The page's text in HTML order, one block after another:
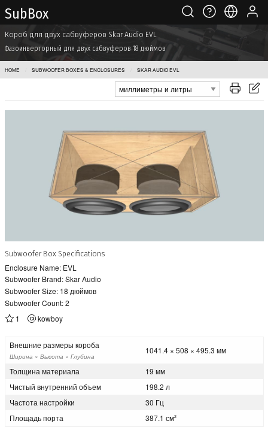
Sub Box
Короб для двух сабвуферов Skar Audio EVL
Фазоинверторный для двух сабвуферов 18 дюймов
HOME SUBWOOFER BOXES & ENCLOSURES SKAR AUDIO EVL
Subwoofer Box Specifications
Enclosure Name: EVL
Subwoofer Brand: Skar Audio
Subwoofer Size: 18 дюймов
Subwoofer Count: 2
1
kowboy
Внешние размеры короба
Ширина × Высота × Глубина
1041.4 × 508 × 495.3 мм
Толщина материала
19 мм
Чистый внутренний объем
198.2 л
Частота настройки
30 Гц
Площадь порта
387.1 см2